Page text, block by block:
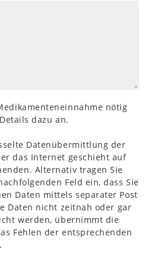
nötig
dazu an.
Datenübermittlung der
das Internet geschieht auf
Alternativ tragen Sie
Feld ein, dass Sie
Daten mittels separater Post
Daten nicht zeitnah oder gar
werden, übernimmt die
Fehlen der entsprechenden